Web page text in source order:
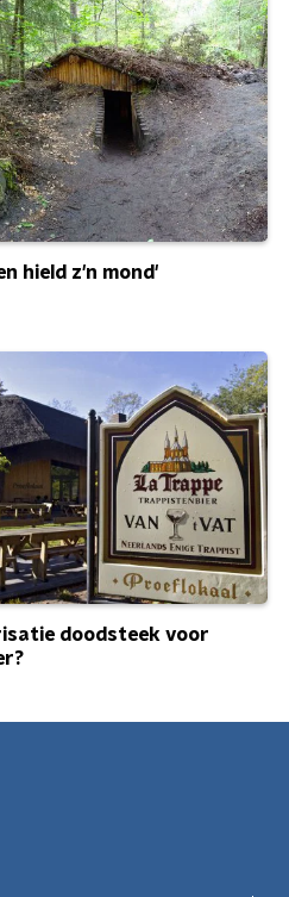
hield z'n mond'
doodsteek voor